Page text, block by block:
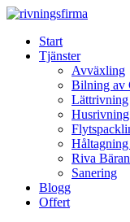
Skip
contentStart
Tjänster
Avväxling
Bilning av
Lättrivning
Husrivning
Riva
Sanering
Blogg
Offert